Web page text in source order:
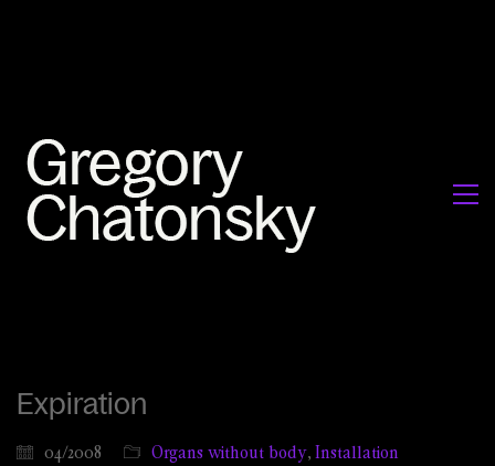
Expiration
04/2008 Organs without body, Installation